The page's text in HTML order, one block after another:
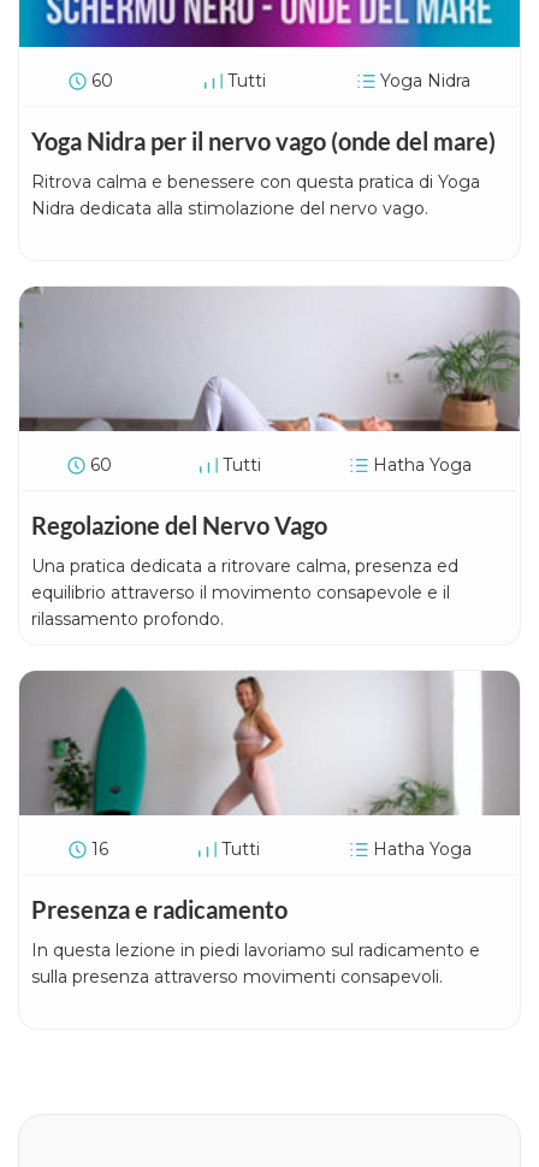
60 Tutti Yoga Nidra
Yoga Nidra per il nervo vago (onde del mare)
Ritrova calma e benessere con questa pratica di Yoga
Nidra dedicata alla stimolazione del nervo vago.
60 Tutti Hatha Yoga
Regolazione del Nervo Vago
Una pratica dedicata a ritrovare calma, presenza ed
equilibrio attraverso il movimento consapevole e il
rilassamento profondo.
16 Tutti Hatha Yoga
Presenza e radicamento
In questa lezione in piedi lavoriamo sul radicamento e
sulla presenza attraverso movimenti consapevoli.